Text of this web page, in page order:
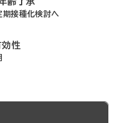
期接種化検討へ
効性